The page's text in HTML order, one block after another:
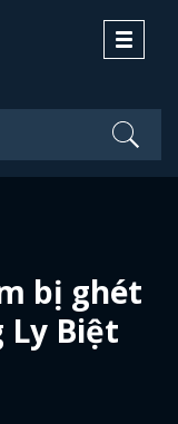
Toggle
bị ghét
Ly Biệt